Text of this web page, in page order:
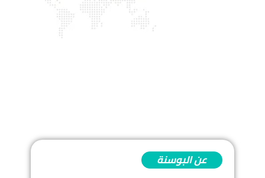
عن البوسنة